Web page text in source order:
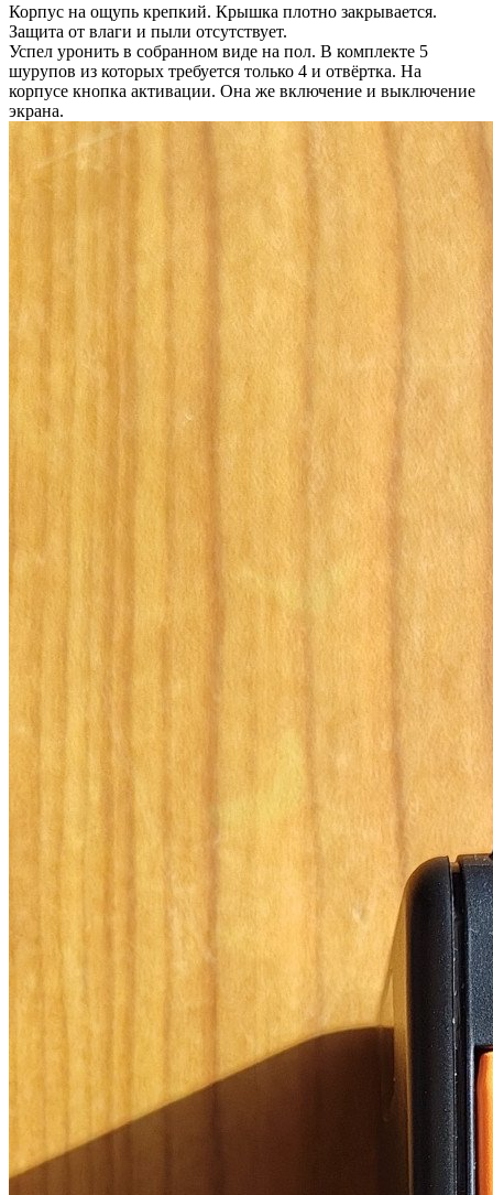
Корпус на ощупь крепкий. Крышка плотно закрывается.
Защита от влаги и пыли отсутствует.
Успел уронить в собранном виде на пол. В комплекте 5
шурупов из которых требуется только 4 и отвёртка. На
корпусе кнопка активации. Она же включение и выключение
экрана.